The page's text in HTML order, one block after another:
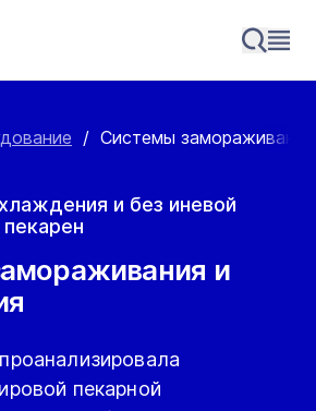
/ Системы
и без иневой
и
пекарной